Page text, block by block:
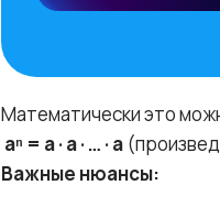
Математически это
aⁿ = a · a · … · a
Важные нюансы: